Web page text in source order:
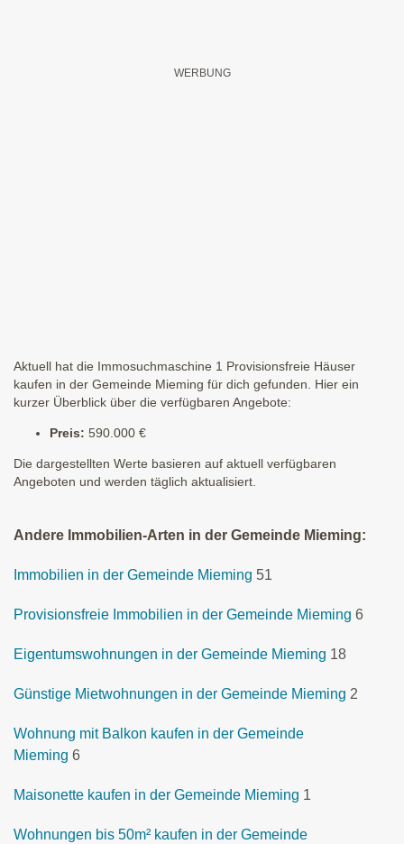
Aktuell hat die Immosuchmaschine 1 Provisionsfreie Häuser
kaufen in der Gemeinde Mieming für dich gefunden. Hier ein
kurzer Überblick über die verfügbaren Angebote:
Preis: 590.000 €
Die dargestellten Werte basieren auf aktuell verfügbaren
Angeboten und werden täglich aktualisiert.
Andere Immobilien-Arten in der Gemeinde Mieming:
Immobilien in der Gemeinde Mieming 51
Provisionsfreie Immobilien in der Gemeinde Mieming 6
Eigentumswohnungen in der Gemeinde Mieming 18
Günstige Mietwohnungen in der Gemeinde Mieming 2
Wohnung mit Balkon kaufen in der Gemeinde
Mieming 6
Maisonette kaufen in der Gemeinde Mieming 1
Wohnungen bis 50m² kaufen in der Gemeinde